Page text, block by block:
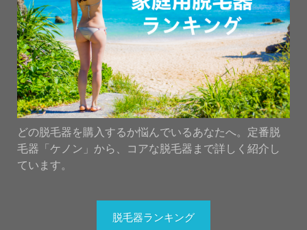
どの脱毛器を購入するか悩んでいるあなたへ。定番脱
毛器「ケノン」から、コアな脱毛器まで詳しく紹介し
ています。
脱毛器ランキング